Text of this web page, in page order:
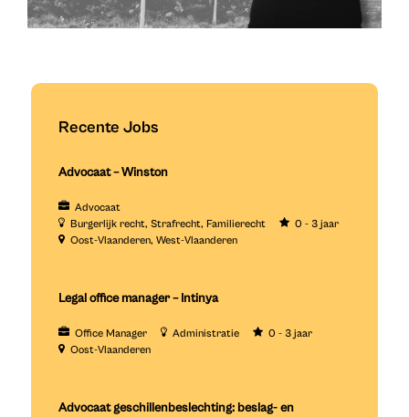
Recente Jobs
Advocaat – Winston
Advocaat
Burgerlijk recht Strafrecht Familierecht
0 - 3 jaar
Oost-Vlaanderen West-Vlaanderen
Legal office manager – Intinya
Office Manager Administratie
0 - 3 jaar
Oost-Vlaanderen
Advocaat geschillenbeslechting: beslag- en